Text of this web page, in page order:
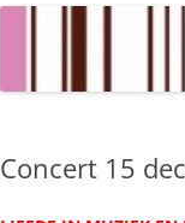
SPONSORS
Concert 15